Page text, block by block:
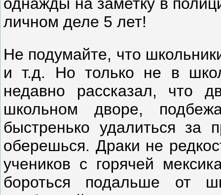
однажды на заметку в
личном деле 5 лет!
Не подумайте, что
и т.д. Но только не в
недавно рассказал, что
школьном дворе,
быстренько удалиться за
оберешься. Драки не
учеников с горячей
бороться подальше от